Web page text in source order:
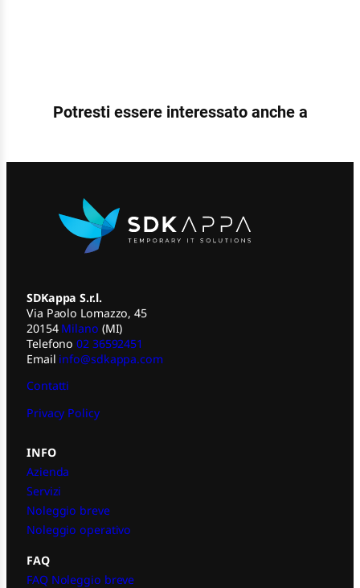
Potresti essere interessato anche a
SDKappa S.r.l.
Via Paolo Lomazzo, 45
20154 Milano (MI)
Telefono02 36592451
Email info@sdkappa.com
Contatti
Privacy Policy
INFO
Azienda
Servizi
Noleggio breve
Noleggio operativo
FAQ
FAQ Noleggio breve